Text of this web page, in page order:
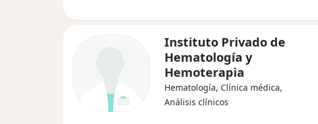
Instituto Privado de
Hematología y
Hemoterapia
Hematología, Clínica médica,
Análisis clínicos